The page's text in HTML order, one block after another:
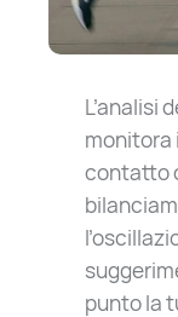
L’analisi
monitora
contatto
punto la